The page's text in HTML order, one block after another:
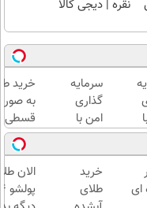
نقره | دیجی کالا
سرمایه
گذاری
امن با
طلا و
نقره
دیجی
کالا
خرید
به
قسطی
(
پرداخت
12
ای
خرید
طلای
الان